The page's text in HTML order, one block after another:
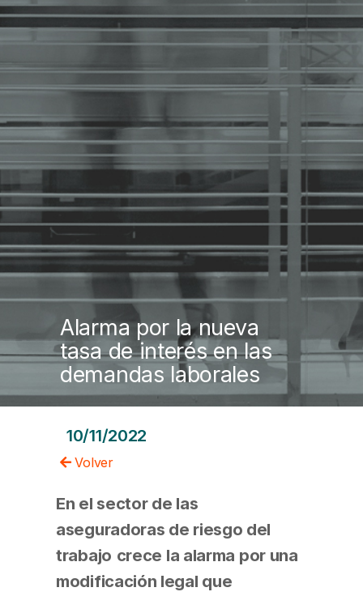
Alarma por la nueva
tasa de interés en las
demandas laborales
10/11/2022
Volver
En el sector de las
aseguradoras de riesgo del
trabajo crece la alarma por una
modificación legal que